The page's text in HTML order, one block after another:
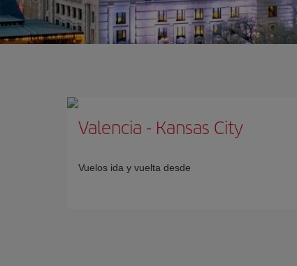
Valencia - Kansas City
Vuelos ida y vuelta desde